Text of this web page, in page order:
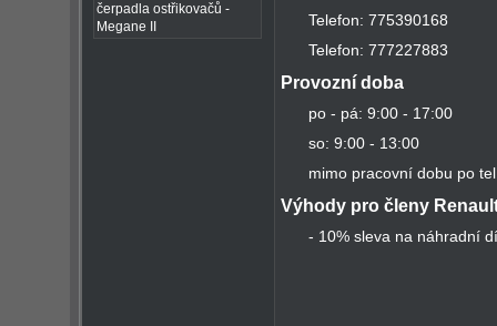
čerpadla ostřikovačů -
Megane II
Telefon: 775390168
Telefon: 777227883
Provozní doba
po - pá: 9:00 - 17:00
so: 9:00 - 13:00
mimo pracovní dobu po
Výhody pro členy
- 10% sleva na náhradní